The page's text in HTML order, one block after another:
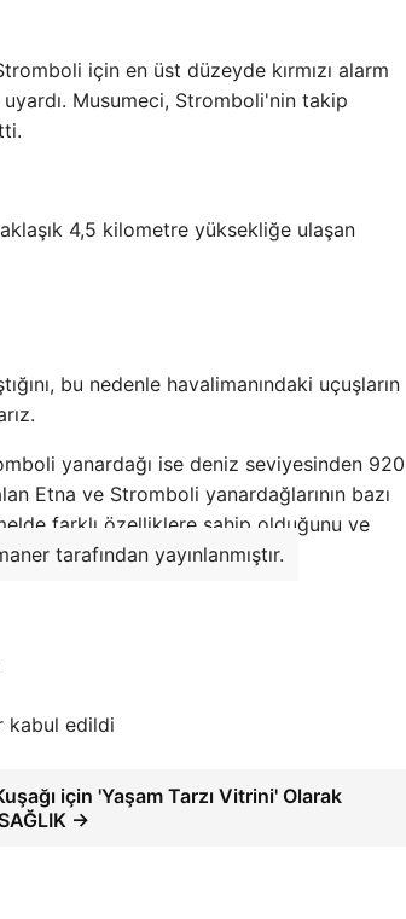
için en üst düzeyde kırmızı alarm
Musumeci, Stromboli'nin takip
4,5 kilometre yüksekliğe ulaşan
bu nedenle havalimanındaki uçuşların
yanardağı ise deniz seviyesinden 920
Etna ve Stromboli yanardağlarının bazı
farklı özelliklere sahip olduğunu ve
tarafından yayınlanmıştır.
kabul edildi
için 'Yaşam Tarzı Vitrini' Olarak
→